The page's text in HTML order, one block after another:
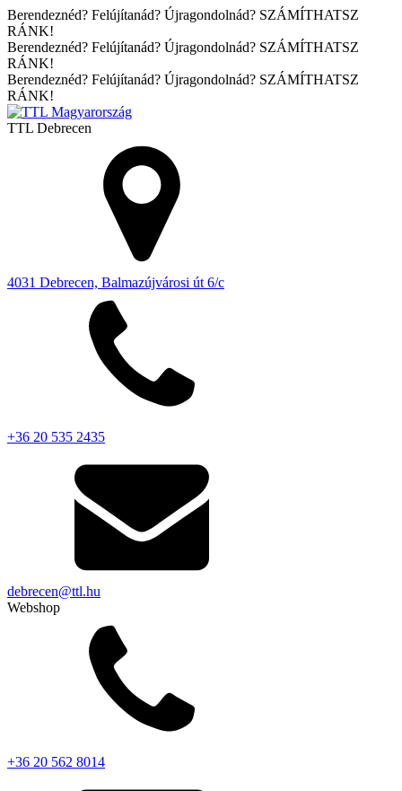
Berendeznéd? Felújítanád? Újragondolnád? SZÁMÍTHATSZ
RÁNK!
Berendeznéd? Felújítanád? Újragondolnád? SZÁMÍTHATSZ
RÁNK!
Berendeznéd? Felújítanád? Újragondolnád? SZÁMÍTHATSZ
RÁNK!
TTL Debrecen
4031 Debrecen, Balmazújvárosi út 6/c
+36 20 535 2435
debrecen@ttl.hu
Webshop
+36 20 562 8014